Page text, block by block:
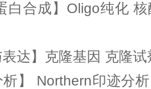
白合成】Oligo纯化
表达】克隆基因 克隆
析】 Northern印迹分